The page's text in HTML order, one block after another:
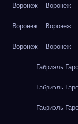
Воронеж Воронеж
Воронеж Воронеж
Воронеж Воронеж
Габриэль
Габриэль
Габриэль